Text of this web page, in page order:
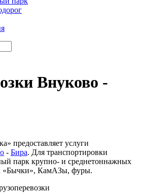
Внуково -
предоставляет услуги
- Бира. Для транспортировки
парк крупно- и среднетоннажных
«Бычки», КамАЗы, фуры.